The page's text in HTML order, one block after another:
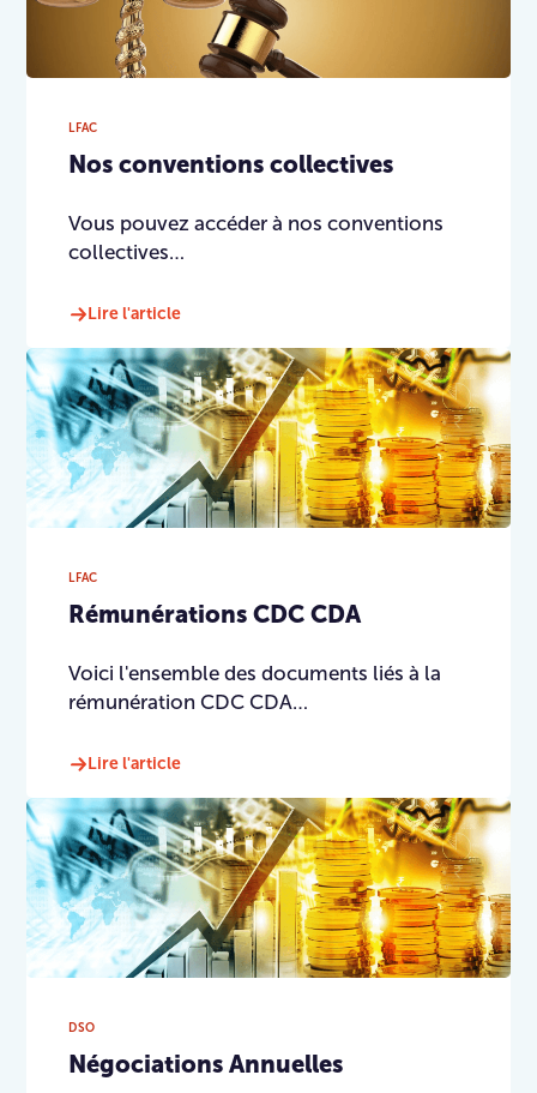
LFAC
Nos conventions collectives
Vous pouvez accéder à nos conventions
collectives…
Lire l'article
LFAC
Rémunérations CDC CDA
Voici l'ensemble des documents liés à la
rémunération CDC CDA…
Lire l'article
DSO
Négociations Annuelles